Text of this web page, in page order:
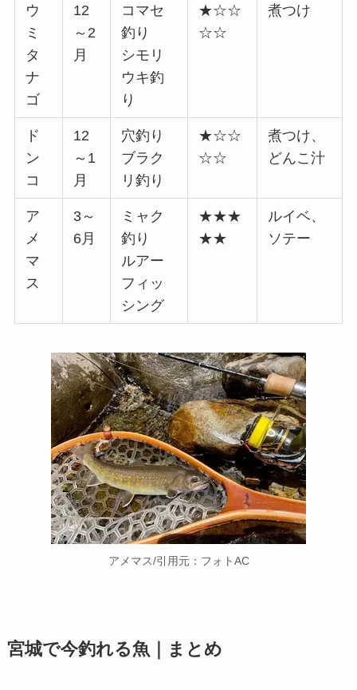
ウ
ミ
タ
ナ
ゴ
12
～2
月
コマセ
釣り
シモリ
ウキ釣
り
★☆☆
☆☆
煮つけ
ド
ン
コ
12
～1
月
穴釣り
ブラク
リ釣り
★☆☆
☆☆
煮つけ、
どんこ汁
ア
メ
マ
ス
3～
6月
ミャク
釣り
ルアー
フィッ
シング
★★★
★★
ルイベ、
ソテー
アメマス/引用元：フォトAC
宮城で今釣れる魚｜まとめ